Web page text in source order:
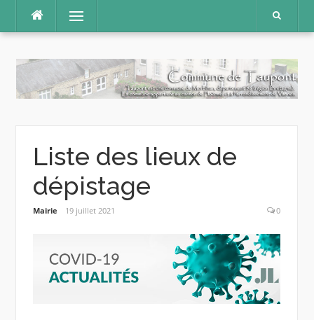
contenu
Menu
Liste des lieux de
dépistage
Mairie 19 juillet 2021 0